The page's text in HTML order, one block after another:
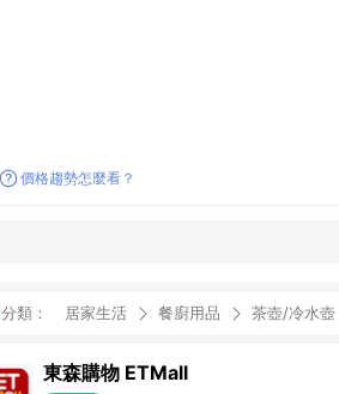
價格趨勢怎麼看？
分類： 居家生活 餐廚用品 茶壺/冷水壺
東森購物 ETMall